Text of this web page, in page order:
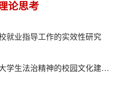
论思考
就业指导工作的实效性研究
依法治国背景下培养大学生法治精神的校园文化建设路径